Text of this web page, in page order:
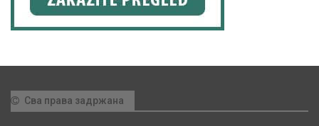
Сва права задржана